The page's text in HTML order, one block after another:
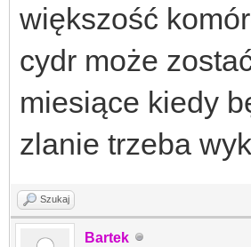
większość
cydr może
miesiące kiedy
zlanie trzeba
Szukaj
Bartek